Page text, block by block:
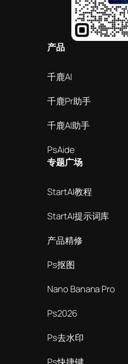
产品
千鹿AI
千鹿Pr助手
千鹿AI助手
PsAide
专题广场
StartAI教程
StartAI提示词库
产品精修
Ps抠图
Nano Banana Pro
Ps2026
Ps去水印